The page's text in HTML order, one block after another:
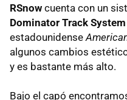
RSnow cuenta con un
Dominator Track System
estadounidense
algunos cambios
y es bastante más alto.
Bajo el capó